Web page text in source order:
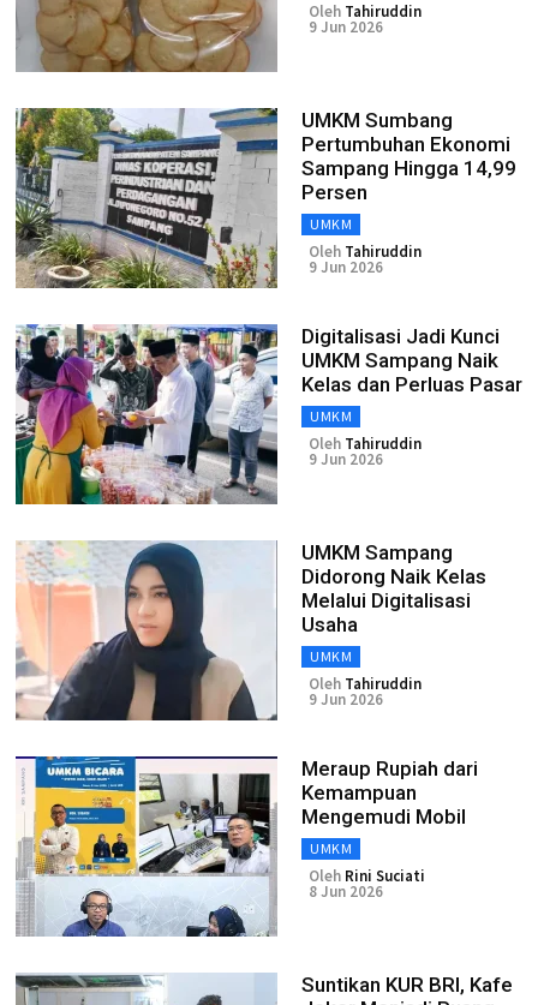
Oleh Tahiruddin
9 Jun 2026
UMKM Sumbang
Pertumbuhan Ekonomi
Sampang Hingga 14,99
Persen
UMKM
Oleh Tahiruddin
9 Jun 2026
Digitalisasi Jadi Kunci
UMKM Sampang Naik
Kelas dan Perluas Pasar
UMKM
Oleh Tahiruddin
9 Jun 2026
UMKM Sampang
Didorong Naik Kelas
Melalui Digitalisasi
Usaha
UMKM
Oleh Tahiruddin
9 Jun 2026
Meraup Rupiah dari
Kemampuan
Mengemudi Mobil
UMKM
Oleh Rini Suciati
8 Jun 2026
Suntikan KUR BRI, Kafe